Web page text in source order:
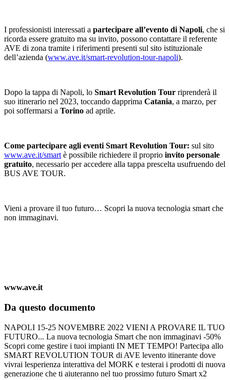
I professionisti interessati a partecipare all’evento di Napoli, che si
ricorda essere gratuito ma su invito, possono contattare il referente
AVE di zona tramite i riferimenti presenti sul sito istituzionale
dell’azienda (www.ave.it/smart-revolution-tour-napoli).
Dopo la tappa di Napoli, lo Smart Revolution Tour riprenderà il
suo itinerario nel 2023, toccando dapprima Catania, a marzo, per
poi soffermarsi a Torino ad aprile.
Come partecipare agli eventi Smart Revolution Tour: sul sito
www.ave.it/smart è possibile richiedere il proprio invito personale
gratuito, necessario per accedere alla tappa prescelta usufruendo del
BUS AVE TOUR.
Vieni a provare il tuo futuro… Scopri la nuova tecnologia smart che
non immaginavi.
www.ave.it
Da questo documento
NAPOLI 15-25 NOVEMBRE 2022 VIENI A PROVARE IL TUO
FUTURO... La nuova tecnologia Smart che non immaginavi -50%
Scopri come gestire i tuoi impianti IN MET TEMPO! Partecipa allo
SMART REVOLUTION TOUR di AVE levento itinerante dove
vivrai lesperienza interattiva del MORK e testerai i prodotti di nuova
generazione che ti aiuteranno nel tuo prossimo futuro Smart x2